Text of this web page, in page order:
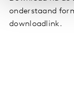
onderstaand
downloadlink.